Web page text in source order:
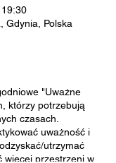
Gdynia, Polska
"Uważne
którzy potrzebują
czasach.
uważność i
utrzymać
więcej przestrzeni w